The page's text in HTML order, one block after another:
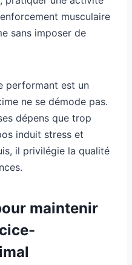
musculaire
sans imposer de
performant est un
ne se démode pas.
dépens que trop
induit stress et
il privilégie la qualité
maintenir